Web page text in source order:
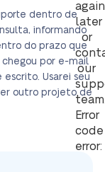
again
later
or
our
Error
code
error:
dentro de
informando
do prazo que
por e-mail
Usarei seu
outro projeto de